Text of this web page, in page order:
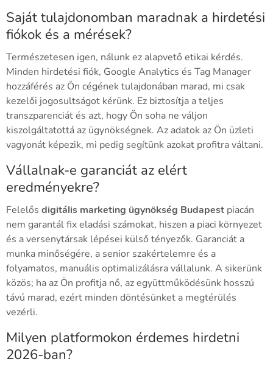
Saját tulajdonomban maradnak a hirdetési
fiókok és a mérések?
Természetesen igen, nálunk ez alapvető etikai kérdés.
Minden hirdetési fiók, Google Analytics és Tag Manager
hozzáférés az Ön cégének tulajdonában marad, mi csak
kezelői jogosultságot kérünk. Ez biztosítja a teljes
transzparenciát és azt, hogy Ön soha ne váljon
kiszolgáltatottá az ügynökségnek. Az adatok az Ön üzleti
vagyonát képezik, mi pedig segítünk azokat profitra váltani.
Vállalnak-e garanciát az elért
eredményekre?
Felelős digitális marketing ügynökség Budapest piacán
nem garantál fix eladási számokat, hiszen a piaci környezet
és a versenytársak lépései külső tényezők. Garanciát a
munka minőségére, a senior szakértelemre és a
folyamatos, manuális optimalizálásra vállalunk. A sikerünk
közös; ha az Ön profitja nő, az együttműködésünk hosszú
távú marad, ezért minden döntésünket a megtérülés
vezérli.
Milyen platformokon érdemes hirdetni
2026-ban?